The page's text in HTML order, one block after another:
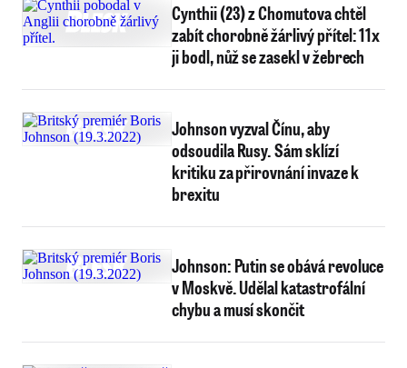
Cynthii (23) z Chomutova chtěl
zabít chorobně žárlivý přítel: 11x
ji bodl, nůž se zasekl v žebrech
Johnson vyzval Čínu, aby
odsoudila Rusy. Sám sklízí
kritiku za přirovnání invaze k
brexitu
Johnson: Putin se obává revoluce
v Moskvě. Udělal katastrofální
chybu a musí skončit